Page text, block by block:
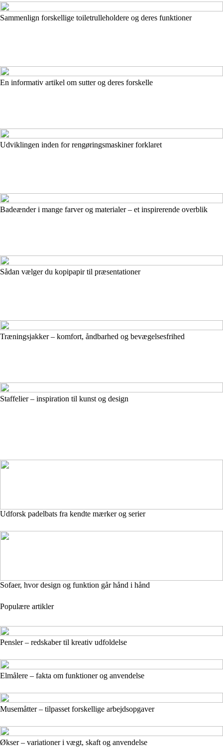
Sammenlign forskellige toiletrulleholdere og deres funktioner
En informativ artikel om sutter og deres forskelle
Udviklingen inden for rengøringsmaskiner forklaret
Badeænder i mange farver og materialer – et inspirerende overblik
Sådan vælger du kopipapir til præsentationer
Træningsjakker – komfort, åndbarhed og bevægelsesfrihed
Staffelier – inspiration til kunst og design
Udforsk padelbats fra kendte mærker og serier
Sofaer, hvor design og funktion går hånd i hånd
Populære artikler
Pensler – redskaber til kreativ udfoldelse
Elmålere – fakta om funktioner og anvendelse
Musemåtter – tilpasset forskellige arbejdsopgaver
Økser – variationer i vægt, skaft og anvendelse